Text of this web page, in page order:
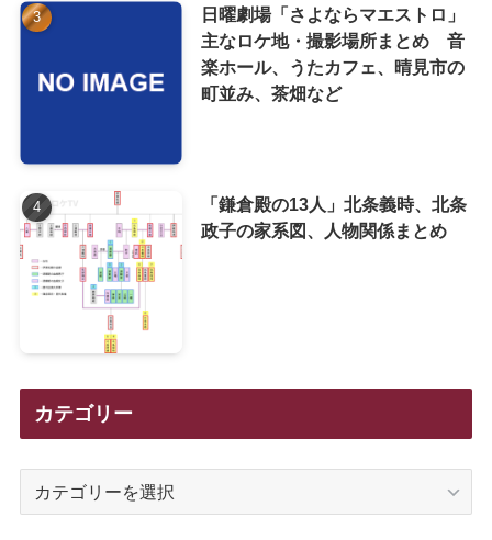
日曜劇場「さよならマエストロ」
主なロケ地・撮影場所まとめ 音
楽ホール、うたカフェ、晴見市の
町並み、茶畑など
「鎌倉殿の13人」北条義時、北条
政子の家系図、人物関係まとめ
カテゴリー